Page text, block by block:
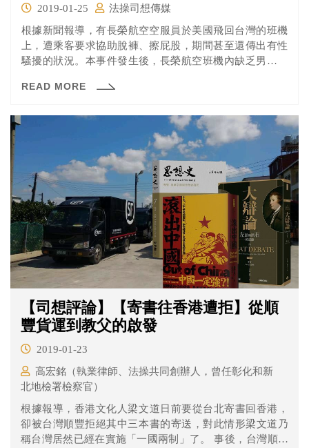
2019-01-25
法操司想傳媒
根據新聞報導，有長榮航空空服員於美國飛回台灣的班機
上，遭乘客要求協助脫褲、擦屁股，期間甚至還傳出有性
騷擾的狀況。本事件發生後，長榮航空班機內缺乏男性空
示依法無權要求航空公司增設男組員，且這樣的要求可能
READ MORE
【司想評論】【寄書往香港遭拒】從順
豐貨運到教父的啟發
2019-01-23
高宏銘（執業律師、法操共同創辦人，曾任彰化和新
北地檢署檢察官）
根據報導，香港文化人梁文道日前要從台北寄書回香港，
卻被台灣順豐拒絕其中三本書的寄送，對此情形梁文道乃
稱台灣居然已經在實施「一國兩制」了。 事後，台灣順豐